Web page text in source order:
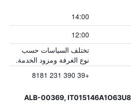
14:00
12:00
تختلف السياسات حسب
نوع الغرفة ومزود الخدمة.
+39 390 231 8181